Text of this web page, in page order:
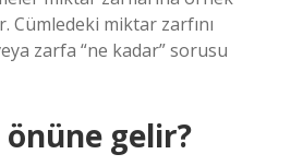
miktar zarfını
zarfa “ne kadar” sorusu
gelir?